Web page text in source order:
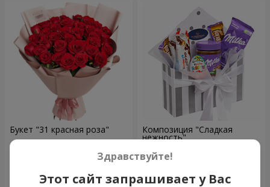
Букет "31 красная роза" Композиция "Сладкая
нежность"
1 666 грн
Здравствуйте!
Этот сайт запрашивает у Вас